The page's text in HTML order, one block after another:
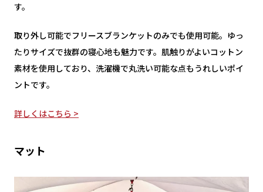
す。
取り外し可能でフリースブランケットのみでも使用可能。ゆっ
たりサイズで抜群の寝心地も魅力です。肌触りがよいコットン
素材を使用しており、洗濯機で丸洗い可能な点もうれしいポイ
ントです。
詳しくはこちら >
マット